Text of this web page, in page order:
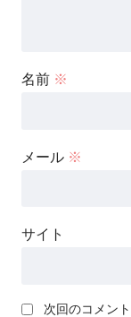
名前 ※
メール ※
サイト
次回のコメン